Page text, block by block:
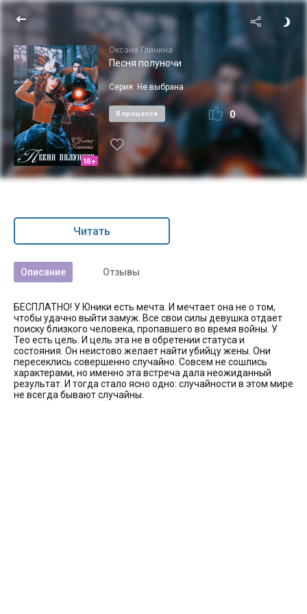
16+
Оксана Глинина
Песня полуночи
Серия: Не выбрана
В процессе 0
Читать
Описание Отзывы
БЕСПЛАТНО! У Юники есть мечта. И мечтает она не о том,
чтобы удачно выйти замуж. Все свои силы девушка отдает
поиску близкого человека, пропавшего во время войны. У
Тео есть цель. И цель эта не в обретении статуса и
состояния. Он неистово желает найти убийцу жены. Они
пересеклись совершенно случайно. Совсем не сошлись
характерами, но именно эта встреча дала неожиданный
результат. И тогда стало ясно одно: случайности в этом мире
не всегда бывают случайны.